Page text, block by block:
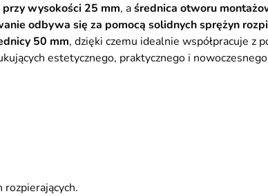
wysokości 25 mm, aśrednica otworu
odbywa się za pomocą solidnych sprężyn
50 mm, dzięki czemu idealnie współpracuje z
estetycznego, praktycznego i